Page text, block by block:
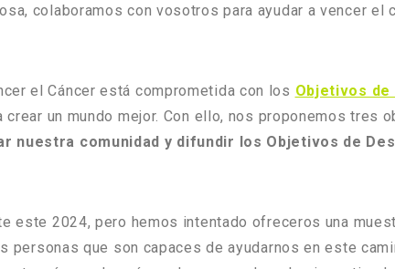
colaboramos con vosotros para ayudar a vencer el
el Cáncer está comprometida con los Objetivos de
un mundo mejor. Con ello, nos proponemos tres
nuestra comunidad y difundir los Objetivos de
este 2024, pero hemos intentado ofreceros una
personas que son capaces de ayudarnos en este